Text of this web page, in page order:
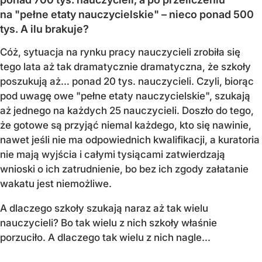
na "pełne etaty nauczycielskie" – nieco ponad 500
tys. A ilu brakuje?
Cóż, sytuacja na rynku pracy nauczycieli zrobiła się
tego lata aż tak dramatycznie dramatyczna, że szkoły
poszukują aż… ponad 20 tys. nauczycieli. Czyli, biorąc
pod uwagę owe "pełne etaty nauczycielskie", szukają
aż jednego na każdych 25 nauczycieli. Doszło do tego,
że gotowe są przyjąć niemal każdego, kto się nawinie,
nawet jeśli nie ma odpowiednich kwalifikacji, a kuratoria
nie mają wyjścia i całymi tysiącami zatwierdzają
wnioski o ich zatrudnienie, bo bez ich zgody załatanie
wakatu jest niemożliwe.
A dlaczego szkoły szukają naraz aż tak wielu
nauczycieli? Bo tak wielu z nich szkoły właśnie
porzuciło. A dlaczego tak wielu z nich nagle...